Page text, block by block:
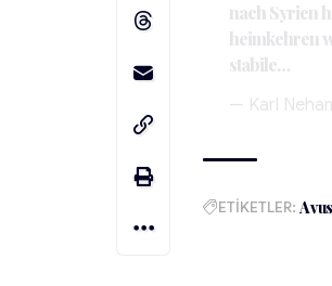
nach Syrien
heimkehren
stabile…
— Karl
ETİKETLER: